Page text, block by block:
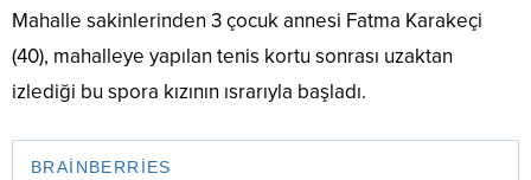
Mahalle sakinlerinden 3 çocuk annesi Fatma Karakeçi
(40), mahalleye yapılan tenis kortu sonrası uzaktan
izlediği bu spora kızının ısrarıyla başladı.